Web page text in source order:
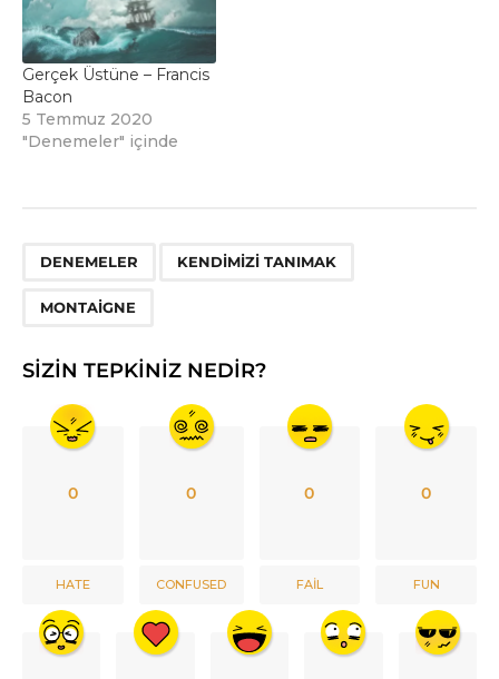
Gerçek Üstüne – Francis
Bacon
5 Temmuz 2020
"Denemeler" içinde
DENEMELER KENDIMIZI TANIMAK
MONTAIGNE
SIZIN TEPKINIZ NEDIR?
0
HATE
0
CONFUSED
0
FAIL
0
FUN